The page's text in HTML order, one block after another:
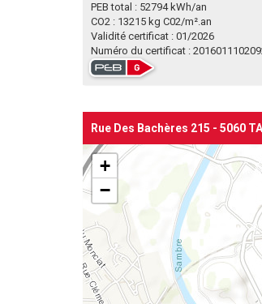
PEB total : 52794 kWh/an
CO2 : 13215 kg C02/m².an
Validité certificat : 01/2026
Numéro du certificat :
Rue Des Bachères 215 - 5060
+
−